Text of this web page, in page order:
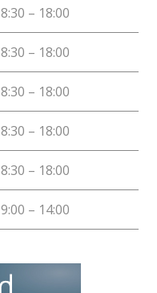
8:30 – 18:00
8:30 – 18:00
8:30 – 18:00
8:30 – 18:00
8:30 – 18:00
9:00 – 14:00